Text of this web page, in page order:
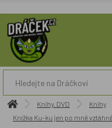
Knihy, DVD
Knihy
Knížka Ku-ku jen po mně